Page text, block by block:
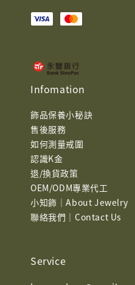
Infomation
飾品保養小秘訣
售後服務
如何測量戒圍
認識K金
退/換貨政策
OEM/ODM專業代工
小知飾｜About Jewelry
聯絡我們｜Contact Us
Service